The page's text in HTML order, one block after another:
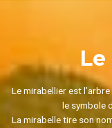
Le mirabellier est
le symbole
La mirabelle tire son